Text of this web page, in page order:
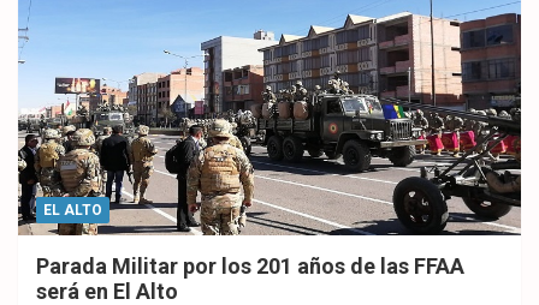
EL ALTO
Parada Militar por los 201 años de las FFAA
será en El Alto